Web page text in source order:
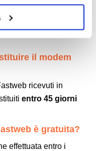
.
restituzione
il modem
ricevuti in
entro 45 giorni
è gratuita?
effettuata entro i